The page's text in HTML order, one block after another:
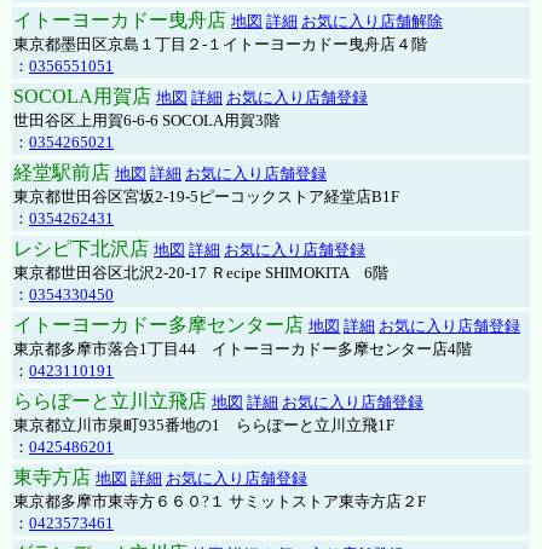
イトーヨーカドー曳舟店 地図 詳細 お気に入り店舗解除
東京都墨田区京島１丁目２-１イトーヨーカドー曳舟店４階
： 0356551051
SOCOLA用賀店 地図 詳細 お気に入り店舗登録
世田谷区上用賀6-6-6 SOCOLA用賀3階
： 0354265021
経堂駅前店 地図 詳細 お気に入り店舗登録
東京都世田谷区宮坂2-19-5ピーコックストア経堂店B1F
： 0354262431
レシピ下北沢店 地図 詳細 お気に入り店舗登録
東京都世田谷区北沢2-20-17 Ｒecipe SHIMOKITA 6階
： 0354330450
イトーヨーカドー多摩センター店 地図 詳細 お気に入り店舗登録
東京都多摩市落合1丁目44 イトーヨーカドー多摩センター店4階
： 0423110191
ららぽーと立川立飛店 地図 詳細 お気に入り店舗登録
東京都立川市泉町935番地の1 ららぽーと立川立飛1F
： 0425486201
東寺方店 地図 詳細 お気に入り店舗登録
東京都多摩市東寺方６６０?１ サミットストア東寺方店２F
： 0423573461